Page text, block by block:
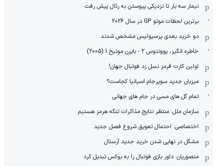
نیمار سه بار تا نزدیکی پیوستن به رئال پیش رفت
برترین لحظات موتو GP در سال 2026
دو خرید بعدی پرسپولیس مشخص شدند
خاطره انگیز، یوونتوس 2 - بایرن مونیخ 1 (2005)
اولین کارت قرمز نسل زد فوتبال جهان!
میزبان جدید سوپرجام اسپانیا کجاست؟
تمام گل های مسی در جام های جهانی
سازمان ملل: منتظر نتایج مذاکرات تنگه هرمز هستیم
اختصاصی: احتمال تعویق شروع فصل جدید
مشکل در نهایی شدن خرید جدید آرسنال
منصوریان: داور بازی فوتبال را به بوکس تبدیل کرد